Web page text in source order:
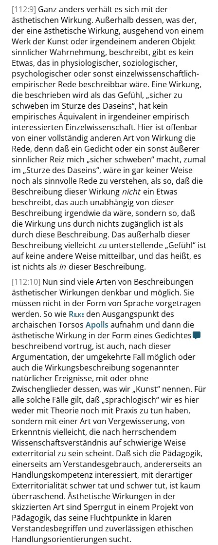
[112:9] Ganz anders verhält es sich mit der
ästhetischen Wirkung. Außerhalb dessen, was der,
der eine ästhetische Wirkung, ausgehend von einem
Werk der Kunst oder irgendeinem anderen Objekt
sinnlicher Wahrnehmung, beschreibt, gibt es kein
Etwas, das in physiologischer, soziologischer,
psychologischer oder sonst einzelwissenschaftlich-
empirischer Rede beschreibbar wäre. Eine Wirkung,
die beschrieben wird als das Gefühl, „sicher zu
schweben im Sturze des Daseins“, hat kein
empirisches Äquivalent in irgendeiner empirisch
interessierten Einzelwissenschaft. Hier ist offenbar
von einer vollständig anderen Art von Wirkung die
Rede, denn daß ein Gedicht oder ein sonst äußerer
sinnlicher Reiz mich „sicher schweben“ macht, zumal
im „Sturze des Daseins“, wäre in gar keiner Weise
noch als sinnvolle Rede zu verstehen, als so, daß die
Beschreibung dieser Wirkung nichtein Etwas
beschreibt, das auch unabhängig von dieser
Beschreibung irgendwie da wäre, sondern so, daß
die Wirkung uns durch nichts zugänglich ist als
durch diese Beschreibung. Das außerhalb dieser
Beschreibung vielleicht zu unterstellende „Gefühl“ ist
auf keine andere Weise mitteilbar, und das heißt, es
ist nichts als in dieser Beschreibung.
[112:10] Nun sind viele Arten von Beschreibungen
ästhetischer Wirkungen denkbar und möglich. Sie
müssen nicht in der Form von Sprache vorgetragen
werden. So wie Rilkeden Ausgangspunkt des
archaischen Torsos Apolls aufnahm und dann die
ästhetische Wirkung in der Form eines Gedichtes
beschreibend vortrug, ist auch, nach dieser
Argumentation, der umgekehrte Fall möglich oder
auch die Wirkungsbeschreibung sogenannter
natürlicher Ereignisse, mit oder ohne
Zwischenglieder dessen, was wir „Kunst“ nennen. Für
alle solche Fälle gilt, daß „sprachlogisch“wir es hier
weder mit Theorie noch mit Praxis zu tun haben,
sondern mit einer Art von Vergewisserung, von
Erkenntnis vielleicht, die nach herrschendem
Wissenschaftsverständnis auf schwierige Weise
exterritorial zu sein scheint. Daß sich die Pädagogik,
einerseits am Verstandesgebrauch, andererseits an
Handlungskompetenz interessiert, mit derartiger
Exterritorialität schwer tat und schwer tut, ist kaum
überraschend. Ästhetische Wirkungen in der
skizzierten Art sind Sperrgut in einem Projekt von
Pädagogik, das seine Fluchtpunkte in klaren
Verstandesbegriffen und zuverlässigen ethischen
Handlungsorientierungen sucht.